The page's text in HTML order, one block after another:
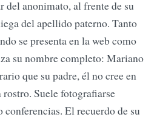
del anonimato, al frente de su
del apellido paterno. Tanto
se presenta en la web como
su nombre completo: Mariano
que su padre, él no cree en
rostro. Suele fotografiarse
conferencias. El recuerdo de su